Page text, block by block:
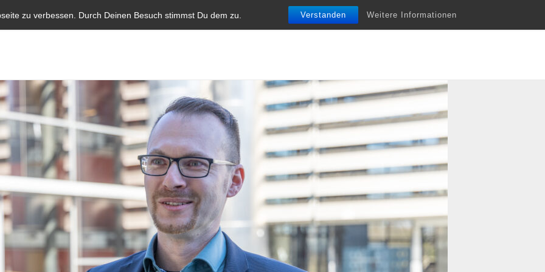
zu verbessen. Durch Deinen Besuch stimmst Du dem zu. Verstanden Weitere Informationen
Start Aktuelles Blauer Brief Parlamentarische Infobriefe Termine Vita Unterstützung